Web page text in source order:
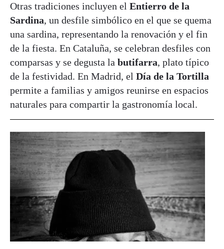
Otras tradiciones incluyen el Entierro de la
Sardina, un desfile simbólico en el que se quema
una sardina, representando la renovación y el fin
de la fiesta. En Cataluña, se celebran desfiles con
comparsas y se degusta la butifarra, plato típico
de la festividad. En Madrid, el Día de la Tortilla
permite a familias y amigos reunirse en espacios
naturales para compartir la gastronomía local.